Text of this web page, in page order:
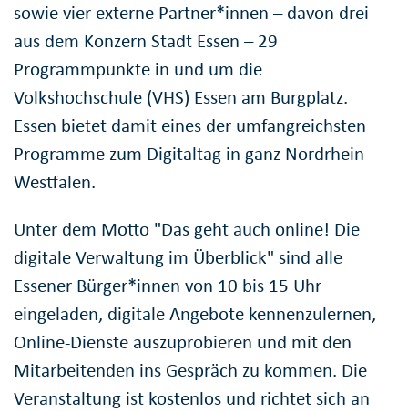
sowie vier externe Partner*innen – davon drei
aus dem Konzern Stadt Essen – 29
Programmpunkte in und um die
Volkshochschule (VHS) Essen am Burgplatz.
Essen bietet damit eines der umfangreichsten
Programme zum Digitaltag in ganz Nordrhein-
Westfalen.
Unter dem Motto "Das geht auch online! Die
digitale Verwaltung im Überblick" sind alle
Essener Bürger*innen von 10 bis 15 Uhr
eingeladen, digitale Angebote kennenzulernen,
Online-Dienste auszuprobieren und mit den
Mitarbeitenden ins Gespräch zu kommen. Die
Veranstaltung ist kostenlos und richtet sich an